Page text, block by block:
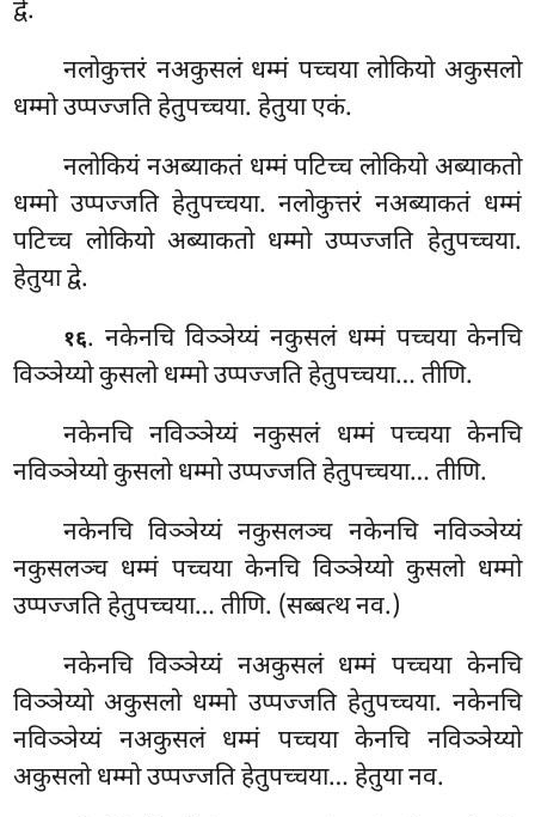
द्वे.
नलोकुत्तरं नअकुसलं धम्मं पच्चया लोकियो अकुसलो
धम्मो उप्पज्जति हेतुपच्चया. हेतुया एकं.
नलोकियं नअब्याकतं धम्मं पटिच्च लोकियो अब्याकतो
धम्मो उप्पज्जति हेतुपच्चया. नलोकुत्तरं नअब्याकतं धम्मं
पटिच्च लोकियो अब्याकतो धम्मो उप्पज्जति हेतुपच्चया.
हेतुया द्वे.
१६. नकेनचि विञ्ञेय्यं नकुसलं धम्मं पच्चया केनचि
विञ्ञेय्यो कुसलोधम्मो उप्पज्जति हेतुपच्चया… तीणि.
नकेनचि नविञ्ञेय्यं नकुसलं धम्मं पच्चया केनचि
नविञ्ञेय्यो कुसलो धम्मो उप्पज्जति हेतुपच्चया… तीणि.
नकेनचिविञ्ञेय्यं नकुसलञ्च नकेनचि नविञ्ञेय्यं
नकुसलञ्च धम्मं पच्चया केनचि विञ्ञेय्यो कुसलो धम्मो
उप्पज्जति हेतुपच्चया… तीणि. (सब्बत्थ नव.)
नकेनचि विञ्ञेय्यं नअकुसलं धम्मं पच्चया केनचि
विञ्ञेय्यो अकुसलो धम्मो उप्पज्जति हेतुपच्चया. नकेनचि
नविञ्ञेय्यं नअकुसलं धम्मं पच्चया केनचि नविञ्ञेय्यो
अकुसलो धम्मो उप्पज्जति हेतुपच्चया… हेतुया नव.